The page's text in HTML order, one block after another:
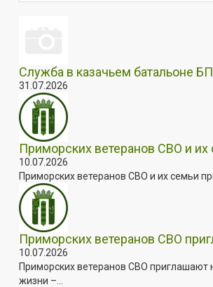
Служба в казачьем батальоне
31.07.2026
Приморских ветеранов СВО и
10.07.2026
Приморских ветеранов СВО и их семьи
Приморских ветеранов СВО
10.07.2026
Приморских ветеранов СВО
жизни –...